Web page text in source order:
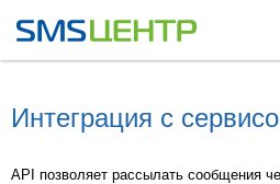
Интеграция с
API позволяет рассылать сообщения